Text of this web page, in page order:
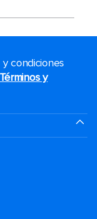
condiciones
Términos y